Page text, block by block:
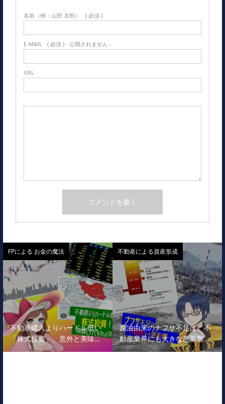
名前（例：山田 太郎） ( 必須 )
E-MAIL ( 必須 ) - 公開されません -
URL
FPによる お金の魔法
不動産購入よりハードル低い
「株式投資」、意外と美味…
不動産による資産形成
原油由来のナフサ不足は、不
動産業界にも大きな悪影響…